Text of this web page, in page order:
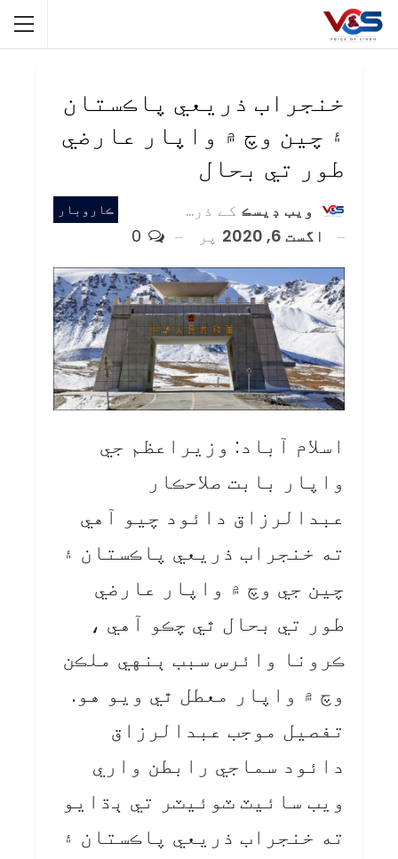
خنجراب ذريعي پاڪستان
۽ چين وچ ۾ واپار عارضي
طور تي بحال
ڪاروبار ويب ڊيسڪ کے ذریعہ
اگست 6, 2020
پر
اسلام آباد: وزيراعظم جي
واپار بابت صلاحڪار
عبدالرزاق دائود چيو آهي
ته خنجراب ذريعي پاڪستان ۽
چين جي وچ ۾ واپار عارضي
طور تي بحال ٿي چڪو آهي ،
ڪرونا وائرس سبب ٻنهي ملڪن
وچ ۾ واپار معطل ٿي ويو هو.
تفصيل موجب عبدالرزاق
دائود سماجي رابطن واري
ويب سائيٽ ٽوئيٽر تي ٻڌايو
ته خنجراب ذريعي پاڪستان ۽